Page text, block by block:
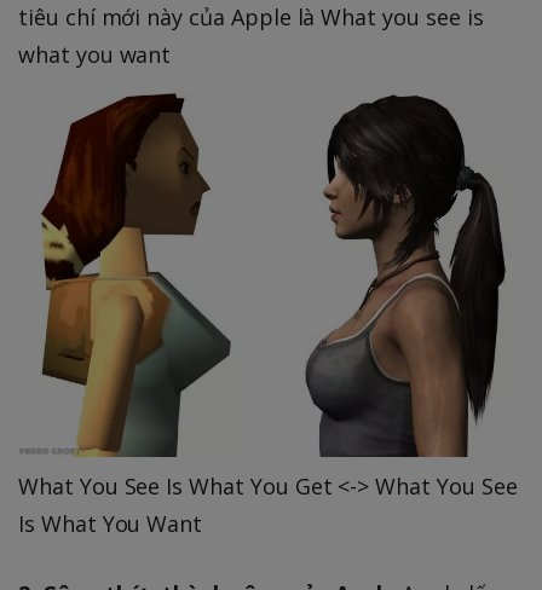
tiêu chí mới này của Apple là What you see is
what you want
What You See Is What You Get <-> What You See
Is What You Want